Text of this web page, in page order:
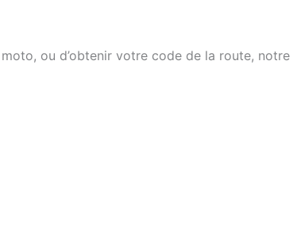
ou d’obtenir votre code de la route, notre